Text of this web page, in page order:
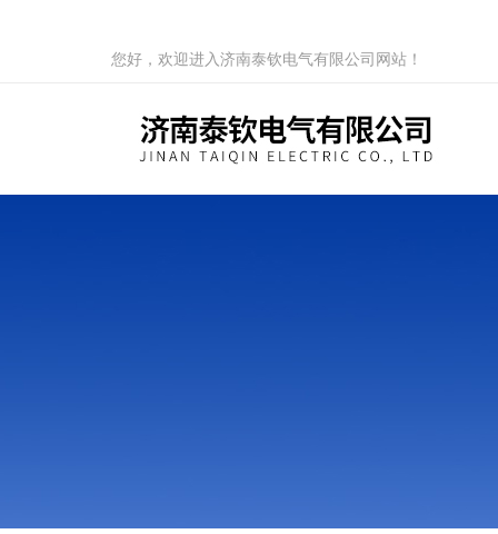
您好，欢迎进入济南泰钦电气有限公司网站！